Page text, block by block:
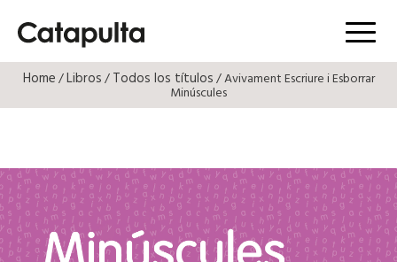
Menú
Home/Libros/Todos los títulos/ Avivament Escriure i Esborrar
Minúscules